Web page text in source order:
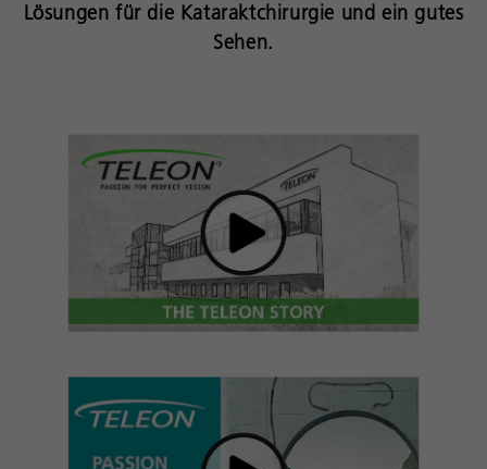
Lösungen für die Kataraktchirurgie und ein gutes
Sehen.